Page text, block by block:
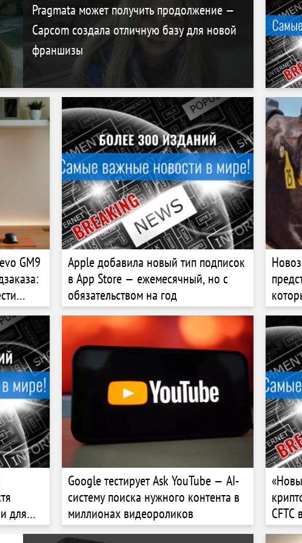
Pragmata может получить продолжение —
Capcom создала отличную базу для новой
франшизы
GM9
Apple добавила новый тип подписок
в App Store — ежемесячный, но с
обязательством на год
для
Google тестирует Ask YouTube — AI-
систему поиска нужного контента в
миллионах видеороликов